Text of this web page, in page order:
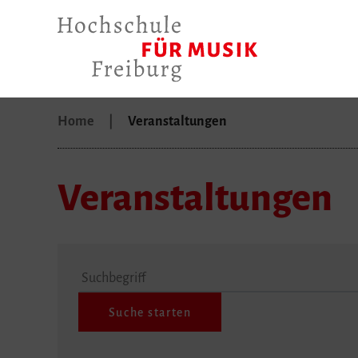
Home Veranstaltungen
Veranstaltungen
Suchbegriff